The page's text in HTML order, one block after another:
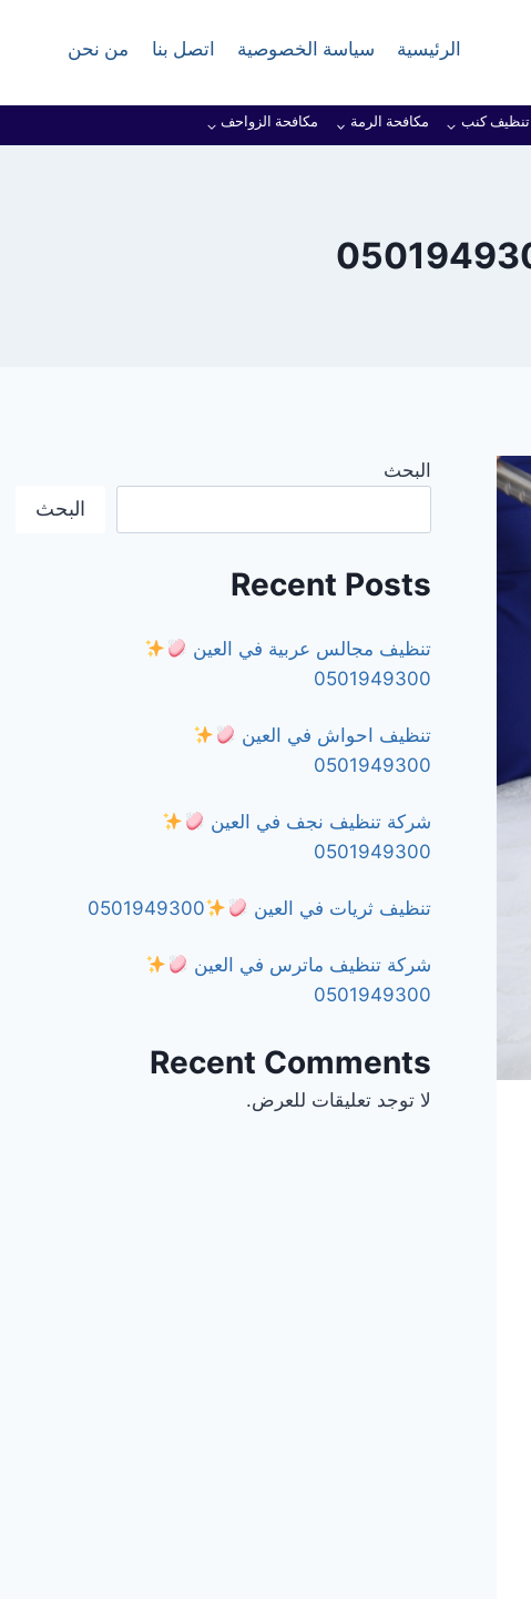
الرئيسية سياسة الخصوصية اتصل بنا من نحن
تنظيف كنب مكافحة الرمة مكافحة الزواحف
البحث
البحث
Recent Posts
تنظيف مجالس عربية في العين
0501949300
تنظيف احواش في العين
0501949300
شركة تنظيف نجف في العين
0501949300
تنظيف ثريات في العين 0501949300
شركة تنظيف ماترس في العين
0501949300
Recent Comments
لا توجد تعليقات للعرض.